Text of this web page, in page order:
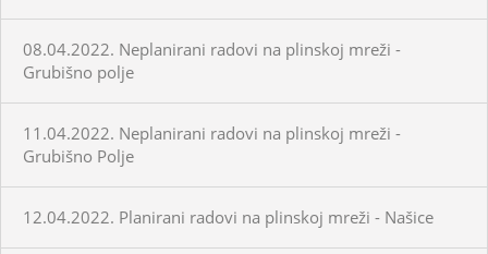
08.04.2022. Neplanirani radovi na plinskoj mreži -
Grubišno polje
11.04.2022. Neplanirani radovi na plinskoj mreži -
Grubišno Polje
12.04.2022. Planirani radovi na plinskoj mreži - Našice